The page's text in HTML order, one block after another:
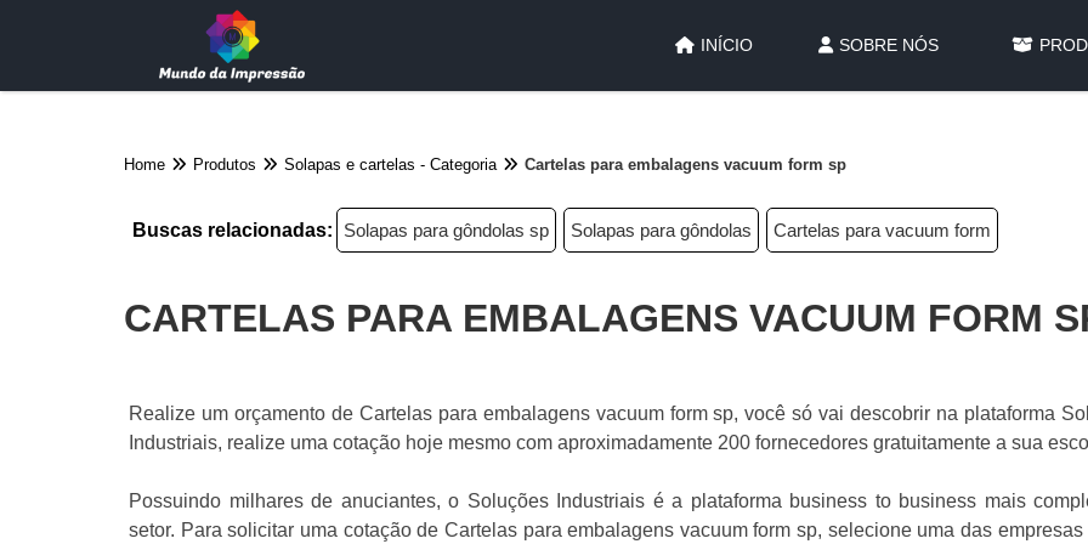
INÍCIO SOBRE NÓS
Home Produtos Solapas e cartelas - Categoria Cartelas para embalagens vacuum form sp
Buscas relacionadas: Solapas para gôndolas sp Solapas para gôndolas Cartelas para vacuum form
CARTELAS PARA EMBALAGENS VACUUM FORM
Realize um orçamento de Cartelas para embalagens vacuum form sp, você só vai descobrir na plataforma
Industriais, realize uma cotação hoje mesmo com aproximadamente 200 fornecedores gratuitamente a sua
Possuindo milhares de anuciantes, o Soluções Industriais é a plataforma business to business mais
setor. Para solicitar uma cotação de Cartelas para embalagens vacuum form sp, selecione uma das